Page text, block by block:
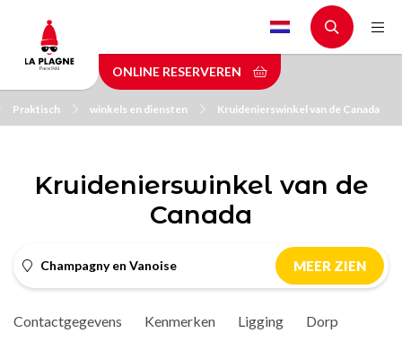
main
content
ONLINE RESERVEREN
Praktisch winkels en diensten Kruidenierswinkel van de Canada
Kruidenierswinkel van de
Canada
Champagny en Vanoise MEER ZIEN
Contactgegevens Kenmerken Ligging Dorp